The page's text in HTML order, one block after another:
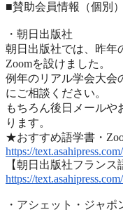
■賛助会員情報（個別）
・朝日出版社
朝日出版社では、昨年
Zoomを設けました。
例年のリアル学会大会
にご相談ください。
もちろん後日メールや
ります。
★おすすめ語学書・
https://text.asahipress.com/
【朝日出版社フラン
https://text.asahipress.com/
・アシェット・ジャポ